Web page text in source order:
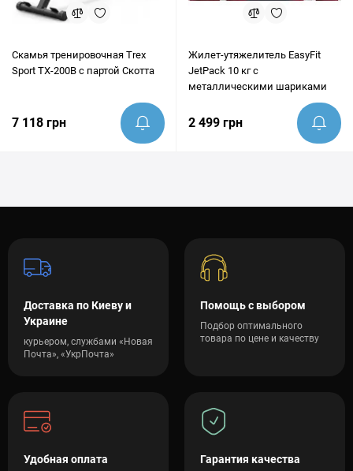
Скамья тренировочная Trex
Sport TX-200B с партой Скотта
7 118 грн
Жилет-утяжелитель EasyFit
JetPack 10 кг с
металлическими шариками
2 499 грн
Доставка по Киеву и
Украине
курьером, службами «Новая
Почта», «УкрПочта»
Помощь с выбором
Подбор оптимального
товара по цене и качеству
Удобная оплата Гарантия качества